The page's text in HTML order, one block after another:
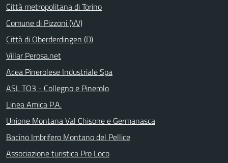
Città metropolitana di Torino
Comune di Pizzoni (VV)
Città di Oberderdingen (D)
Villar Perosa.net
Acea Pinerolese Industriale Spa
ASL TO3 - Collegno e Pinerolo
Linea Amica P.A.
Unione Montana Val Chisone e Germanasca
Bacino Imbrifero Montano del Pellice
Associazione turistica Pro Loco